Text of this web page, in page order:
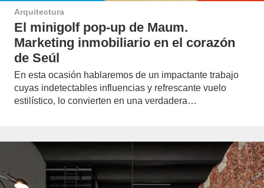
Arquitectura
El minigolf pop-up de Maum.
Marketing inmobiliario en el corazón
de Seúl
En esta ocasión hablaremos de un impactante trabajo
cuyas indetectables influencias y refrescante vuelo
estilístico, lo convierten en una verdadera…